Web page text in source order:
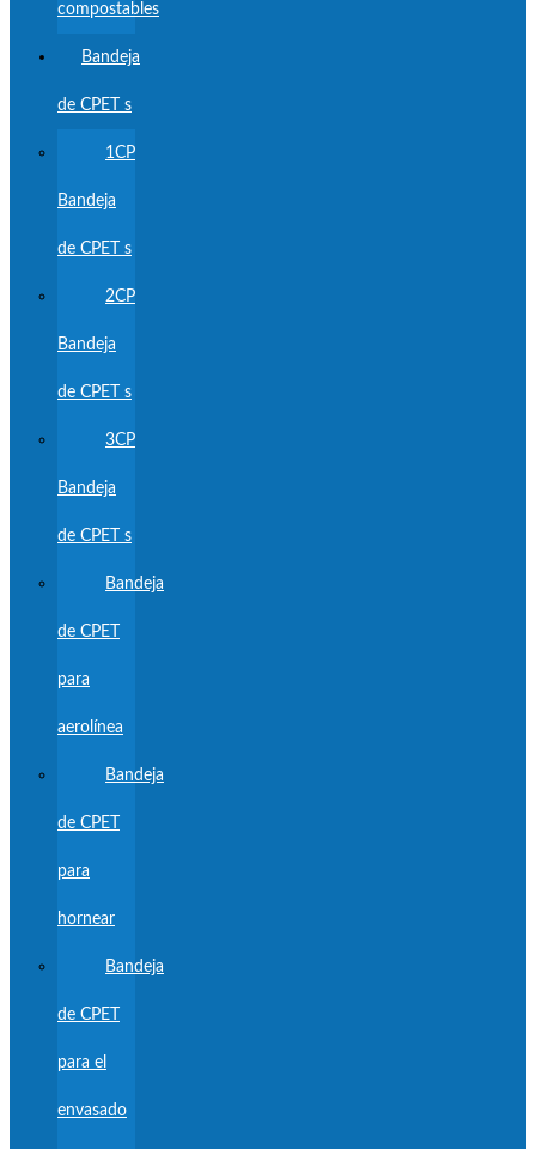
compostables
Bandeja
de CPET s
1CP
Bandeja
de CPET s
2CP
Bandeja
de CPET s
3CP
Bandeja
de CPET s
Bandeja
de CPET
para
aerolínea
Bandeja
de CPET
para
hornear
Bandeja
de CPET
para el
envasado